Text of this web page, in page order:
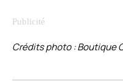
Crédits photo : Boutique